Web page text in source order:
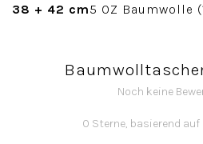
38 + 42 cm5 OZ Baumwolle
Noch keine
0 Sterne, basierend auf